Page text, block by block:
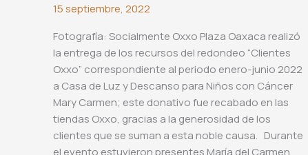
15 septiembre, 2022
Fotografía: Socialmente Oxxo Plaza Oaxaca realizó
la entrega de los recursos del redondeo “Clientes
Oxxo” correspondiente al periodo enero-junio 2022
a Casa de Luz y Descanso para Niños con Cáncer
Mary Carmen; este donativo fue recabado en las
tiendas Oxxo, gracias a la generosidad de los
clientes que se suman a esta noble causa. Durante
el evento estuvieron presentes María del Carmen